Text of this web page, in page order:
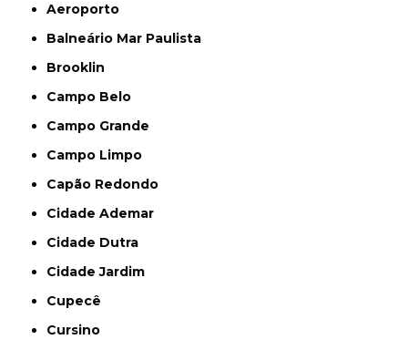
Aeroporto
Balneário Mar Paulista
Brooklin
Campo Belo
Campo Grande
Campo Limpo
Capão Redondo
Cidade Ademar
Cidade Dutra
Cidade Jardim
Cupecê
Cursino